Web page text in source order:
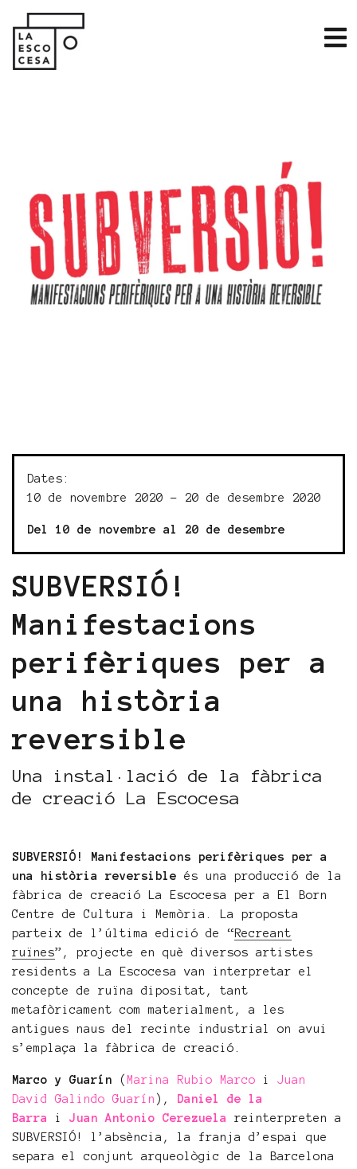
Dates:
10 de novembre 2020 - 20 de desembre 2020
Del 10 de novembre al 20 de desembre
SUBVERSIÓ!
Manifestacions
perifèriques per a
una història
reversible
Una instal·lació de la fàbrica
de creació La Escocesa
SUBVERSIÓ! Manifestacions perifèriques per a
una història reversible és una producció de la
fàbrica de creació La Escocesa per a El Born
Centre de Cultura i Memòria. La proposta
parteix de l’última edició de “Recreant
ruïnes”, projecte en què diversos artistes
residents a La Escocesa van interpretar el
concepte de ruïna dipositat, tant
metafòricament com materialment, a les
antigues naus del recinte industrial on avui
s’emplaça la fàbrica de creació.
Marco y Guarín ( Marina Rubio Marco i Juan
David Galindo Guarín ),
Daniel de la
Barra
i Juan Antonio Cerezuela
reinterpreten a
SUBVERSIÓ! l’absència, la franja d’espai que
separa el conjunt arqueològic de la Barcelona